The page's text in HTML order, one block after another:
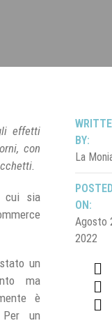
effetti
con
cui sia
un
ma
è
un
BY:
La
ON:
Agosto
2022